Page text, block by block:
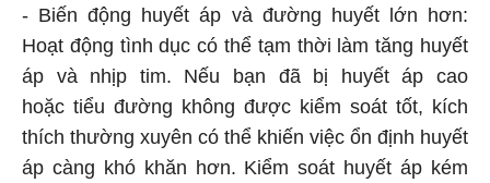
- Biến động huyết áp và đường huyết lớn hơn:
Hoạt động tình dục có thể tạm thời làm tăng huyết
áp và nhịp tim. Nếu bạn đã bị huyết áp cao
hoặc tiểu đường không được kiểm soát tốt, kích
thích thường xuyên có thể khiến việc ổn định huyết
áp càng khó khăn hơn. Kiểm soát huyết áp kém